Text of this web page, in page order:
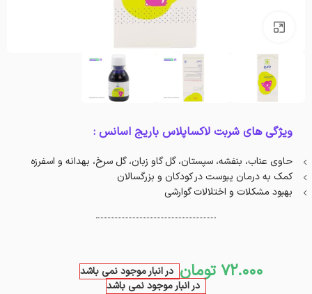
ویژگی های شربت لاکساپلاس باریج اسانس :
حاوی عناب، بنفشه، سپستان، گل گاو زبان، گل سرخ، بهدانه و اسفرزه
کمک به درمان یبوست در کودکان و بزرگسالان
بهبود مشکلات و اختلالات گوارشی
72.000 تومان در انبار موجود نمی باشد
در انبار موجود نمی باشد